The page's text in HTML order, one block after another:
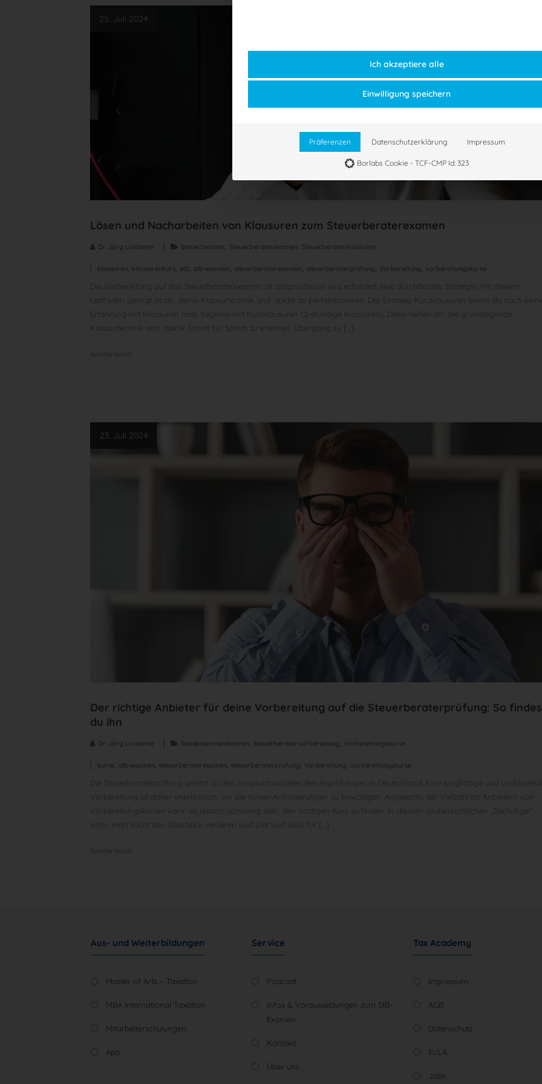
25. Juli 2024
Lösen und Nacharbeiten von Klausuren zum Steuerberaterexamen
Dr. Jörg Lindemer Steuerberater , Steuerberaterexamen , Steuerberaterklausuren
klausuren , klausurenkurs, stb, stb-examen , steuerberaterexamen , steuerberaterprüfung, Vorbereitung, vorbereitungskurse
Die Vorbereitung auf das Steuerberaterexamen ist anspruchsvoll und erfordert eine durchdachte Strategie. Mit diesem
Leitfaden gelingt es dir, deine Klausurtechnik und -taktik zu perfektionieren. Der Einstieg: Kurzklausuren Wenn du noch
Erfahrung mit Klausuren hast, beginne mit Kurzklausuren (2-stündige Klausuren). Diese helfen dir, die grundlegende
Klausurtechnik und -taktik Schritt für Schritt zu erlernen. Übergang zu […]
Weiterlesen
23. Juli 2024
Der richtige Anbieter für deine Vorbereitung auf die Steuerberaterprüfung: So
du ihn
Dr. Jörg Lindemer Steuerberaterexamen Steuerberatervorbereitung Vorbereitungskurse
kurse stb-examen steuerberaterexamen steuerberaterprüfung Vorbereitung vorbereitungskurse
Die Steuerberaterprüfung gehört zu den anspruchsvollsten Berufsprüfungen in Deutschland. Eine sorgfältige und
Vorbereitung ist daher unerlässlich, um die hohen Anforderungen zu bewältigen. Angesichts der Vielzahl an Anbietern von
Vorbereitungskursen kann es jedoch schwierig sein, den richtigen Kurs zu finden. In diesem unübersichtlichen „Dschungel“
kann man leicht den Überblick verlieren und Zeit und Geld für […]
Weiterlesen
Aus- und Weiterbildungen
Master of Arts – Taxation
MBA International Taxation
Mitarbeiterschulungen
App
Service
Podcast
Infos & Voraussetzungen zum StB-
Examen
Kontakt
Über uns
Tax Academy
Impressum
AGB
Datenschutz
EULA
Jobs
Ich akzeptiere alle
Einwilligung speichern
Präferenzen Datenschutzerklärung Impressum
Borlabs Cookie - TCF-CMP Id: 323